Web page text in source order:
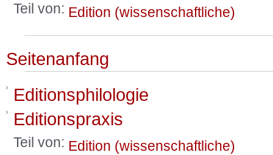
Teil von: Edition (wissenschaftliche)
Seitenanfang
Editionsphilologie
Editionspraxis
Teil von: Edition (wissenschaftliche)